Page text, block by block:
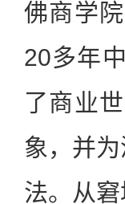
佛商学
20多年
了商业
象，并
法。从